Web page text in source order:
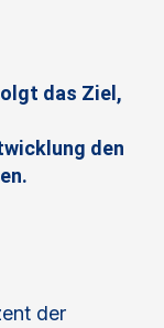
das Ziel,
den
der